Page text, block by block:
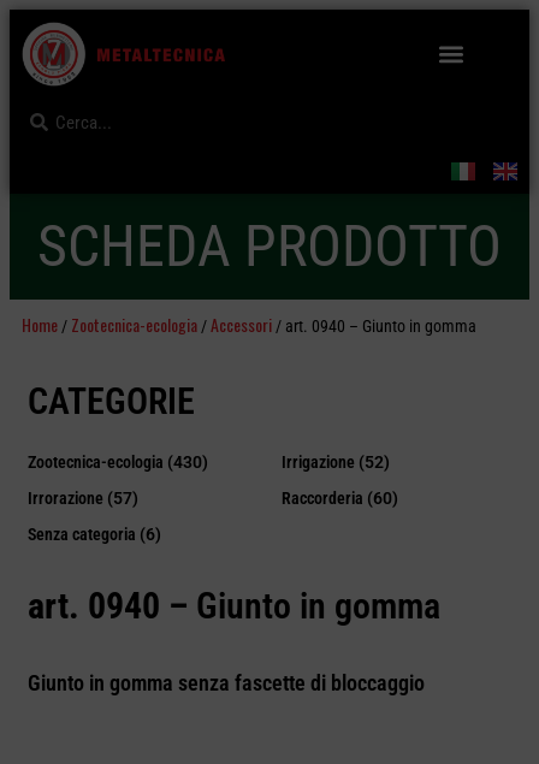
SCHEDA PRODOTTO
Home / Zootecnica-ecologia /Accessori / art. 0940 – Giunto in gomma
CATEGORIE
Zootecnica-ecologia (430) Irrigazione (52)
Irrorazione (57) Raccorderia (60)
Senza categoria (6)
art. 0940 – Giunto in gomma
Giunto in gomma senza fascette di bloccaggio